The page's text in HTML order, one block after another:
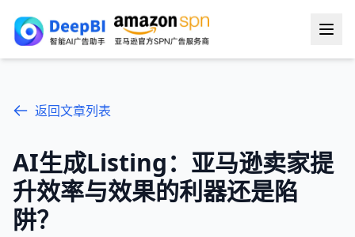
返回文章列表
AI生成Listing：亚马逊卖家提
升效率与效果的利器还是陷
阱？